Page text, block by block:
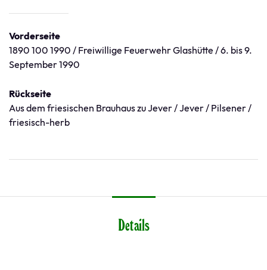
Vorderseite
1890 100 1990 / Freiwillige Feuerwehr Glashütte / 6. bis 9.
September 1990
Rückseite
Aus dem friesischen Brauhaus zu Jever / Jever / Pilsener /
friesisch-herb
Details